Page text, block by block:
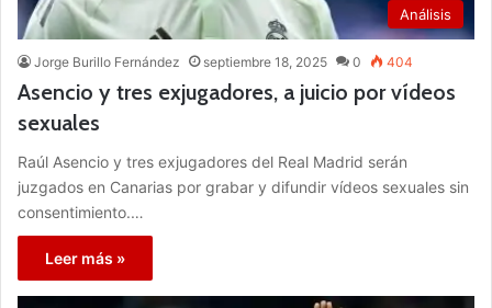
Análisis
Jorge Burillo Fernández septiembre 18, 2025 0 404
Asencio y tres exjugadores, a juicio por vídeos
sexuales
Raúl Asencio y tres exjugadores del Real Madrid serán
juzgados en Canarias por grabar y difundir vídeos sexuales sin
consentimiento.…
Leer más »